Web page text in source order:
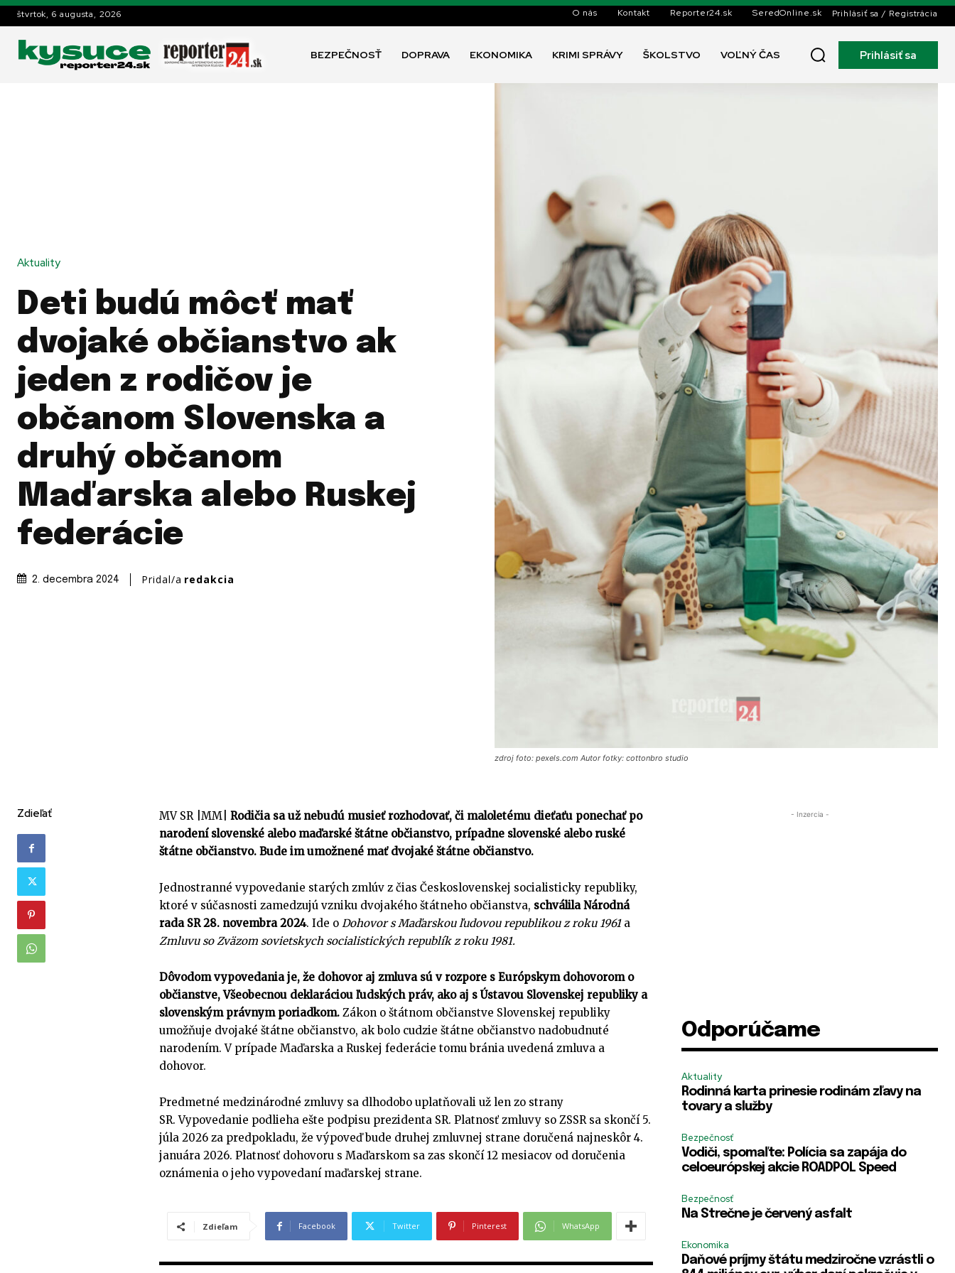
PRIHLÁSIŤ SA ZAREGISTROVAŤ SA
E-mail *
PRIHLÁSIŤ SA ZAREGISTROVAŤ SA
E-mail *
štvrtok, 6 augusta, 2026 O nás Kontakt Reporter24.sk SeredOnline.sk Prihlásiť sa / Registrácia
BEZPEČNOSŤ DOPRAVA EKONOMIKA KRIMI SPRÁVY ŠKOLSTVO VOĽNÝ ČAS Prihlásiť sa
Aktuality
Deti budú môcť mať
dvojaké občianstvo ak
jeden z rodičov je
občanom Slovenska a
druhý občanom
Maďarska alebo Ruskej
federácie
2. decembra 2024 Pridal/a redakcia
zdroj foto: pexels.com Autor fotky: cottonbro studio
Zdieľať MV SR |MM|Rodičia sa už nebudú musieť rozhodovať, či maloletému dieťaťu ponechať po
narodení slovenské alebo maďarské štátne občianstvo, prípadne slovenské alebo ruské
štátne občianstvo. Bude im umožnené mať dvojaké štátne občianstvo.
Jednostranné vypovedanie starých zmlúv z čias Československej socialisticky republiky,
ktoré v súčasnosti zamedzujú vzniku dvojakého štátneho občianstva, schválila Národná
rada SR 28. novembra 2024. Ide oDohovor s Maďarskou ľudovou republikou z roku 1961a
Zmluvu so Zväzom sovietskych socialistických republík z roku 1981.
Dôvodom vypovedania je, že dohovor aj zmluva sú v rozpore s Európskym dohovorom o
občianstve, Všeobecnou deklaráciou ľudských práv, ako aj s Ústavou Slovenskej republiky a
slovenským právnym poriadkom.Zákon o štátnom občianstve Slovenskej republiky
umožňuje dvojaké štátne občianstvo, ak bolo cudzie štátne občianstvo nadobudnuté
narodením. V prípade Maďarska a Ruskej federácie tomu bránia uvedená zmluva a
dohovor.
Predmetné medzinárodné zmluvy sa dlhodobo uplatňovali už len zo strany
SR. Vypovedanie podlieha ešte podpisu prezidenta SR. Platnosť zmluvy so ZSSR sa skončí 5.
júla 2026 za predpokladu, že výpoveď bude druhej zmluvnej strane doručená najneskôr 4.
januára 2026. Platnosť dohovoru s Maďarskom sa zas skončí 12 mesiacov od doručenia
oznámenia o jeho vypovedaní maďarskej strane.
Zdieľam Facebook Twitter Pinterest WhatsApp
- Inzercia -
Odporúčame
Aktuality
Rodinná karta prinesie rodinám zľavy na
tovary a služby
Bezpečnosť
Vodiči, spomaľte: Polícia sa zapája do
celoeurópskej akcie ROADPOL Speed
Bezpečnosť
Na Strečne je červený asfalt
Ekonomika
Daňové príjmy štátu medziročne vzrástli o